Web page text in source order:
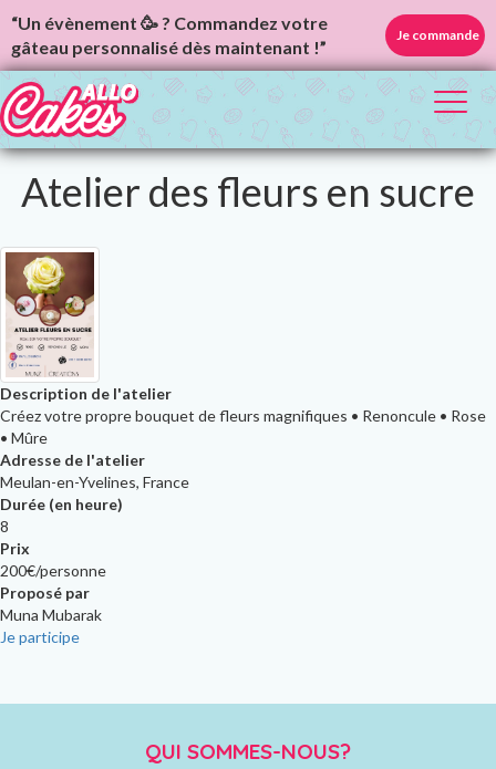
“Un évènement 🥳 ? Commandez votre
gâteau personnalisé dès maintenant !”
Je commande
Atelier des fleurs en sucre
Description de l'atelier
Créez votre propre bouquet de fleurs magnifiques • Renoncule • Rose
• Mûre
Adresse de l'atelier
Meulan-en-Yvelines, France
Durée (en heure)
8
Prix
200€/personne
Proposé par
Muna Mubarak
Je participe
QUI SOMMES-NOUS?